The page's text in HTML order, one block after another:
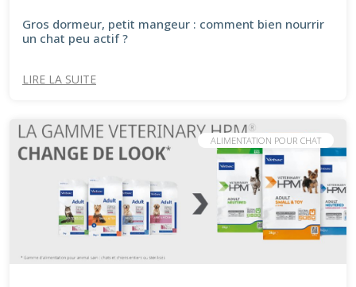
Gros dormeur, petit mangeur : comment bien nourrir
un chat peu actif ?
LIRE LA SUITE
ALIMENTATION POUR CHAT